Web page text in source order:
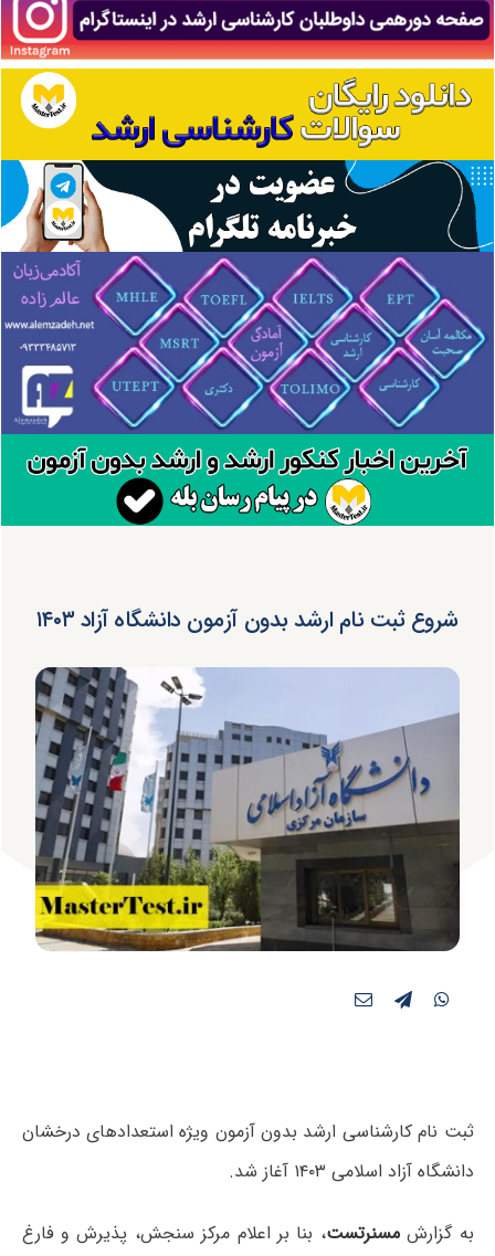
شروع ثبت نام ارشد بدون آزمون دانشگاه آزاد ۱۴۰۳
ثبت نام کارشناسی ارشد بدون آزمون ویژه استعدادهای درخشان
دانشگاه آزاد اسلامی ۱۴۰۳ آغاز شد.
به گزارشمسنرتست، بنا بر اعلام مرکز سنجش، پذیرش و فارغ